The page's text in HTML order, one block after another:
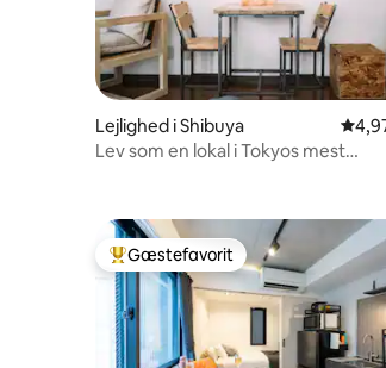
Lejlighed i Shibuya 4,97
Lev som en lokal i Tokyos mest
Bedste gæstefavorit
Gæstefavorit